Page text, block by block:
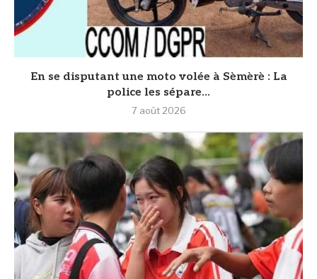
En se disputant une moto volée à Sèmèrè : La
police les sépare...
7 août 2026